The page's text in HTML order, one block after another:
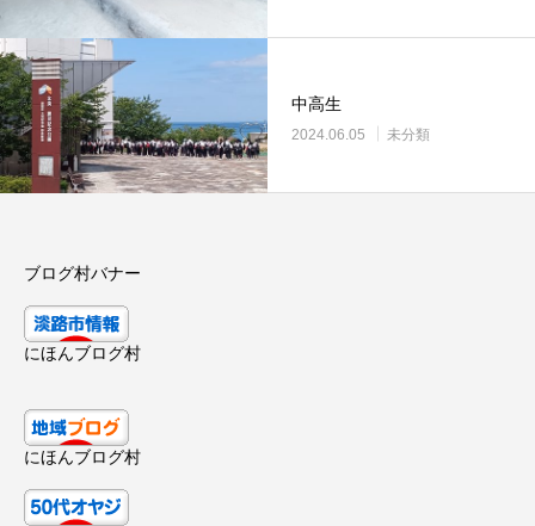
中高生
2024.06.05 未分類
ブログ村バナー
にほんブログ村
にほんブログ村